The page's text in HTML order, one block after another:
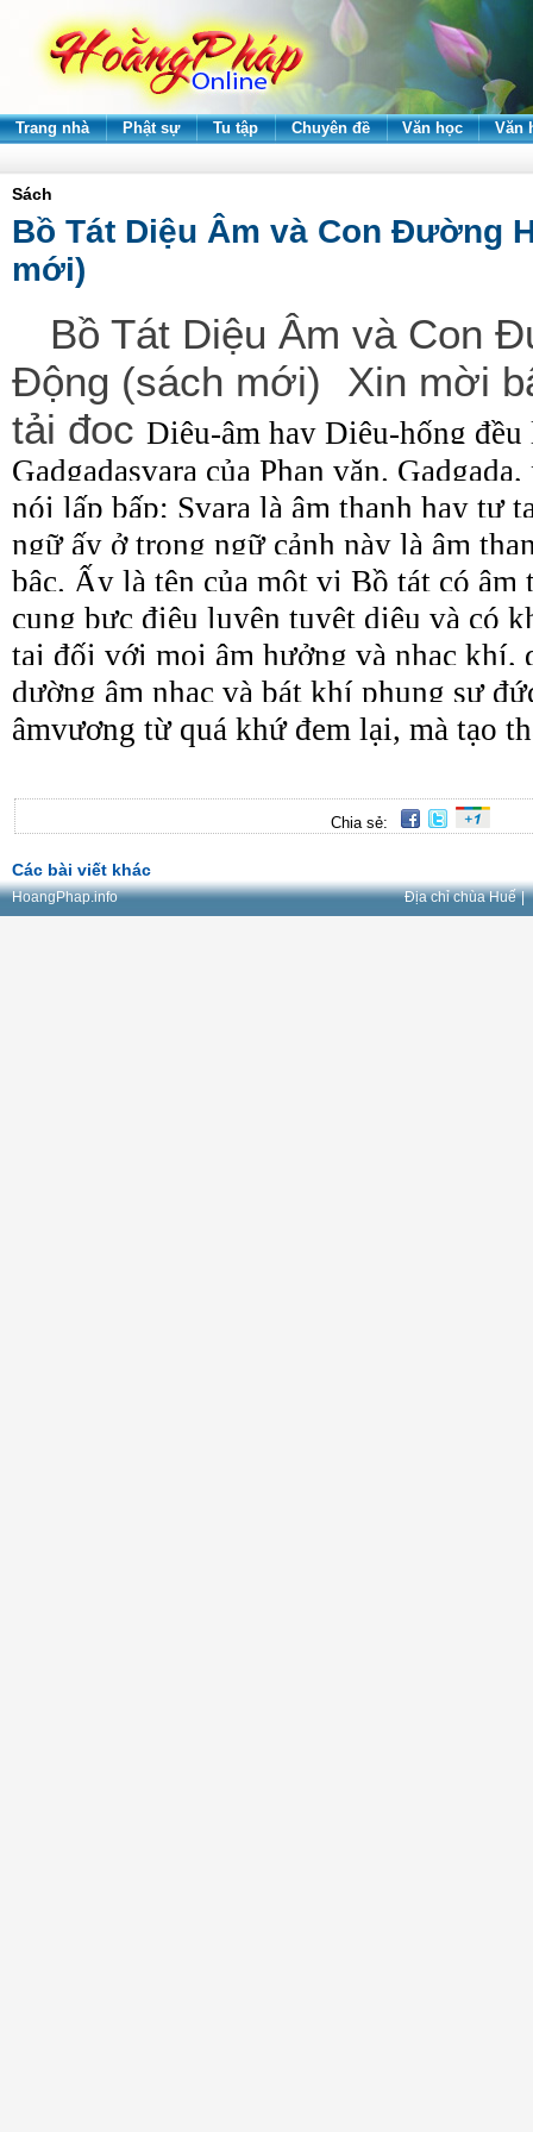
Trang nhà Phật sự Tu tập Chuyên đề Văn học Văn
Sách
Bồ Tát Diệu Âm và Con Đường
mới)
Bồ Tát Diệu Âm và Con
Động (sách mới)
Xin mời
tải đọc Diệu-âm hay Diệu-hống
Gadgadasvara của Phạn văn.
nói lấp bấp; Svara là âm thanh hay tự
ngữ ấy ở trong ngữ cảnh này là âm
bậc. Ấy là tên của một vị Bồ tát có âm
cung bực điêu luyện tuyệt diệu và có
tại đối với mọi âm hưởng và nhạc khí,
dường âm nhạc và bát khí phụng sự
âmvương từ quá khứ đem lại, mà tạo
Chia sẻ:
Các bài viết khác
HoangPhap.info Địa chỉ chùa Huế |